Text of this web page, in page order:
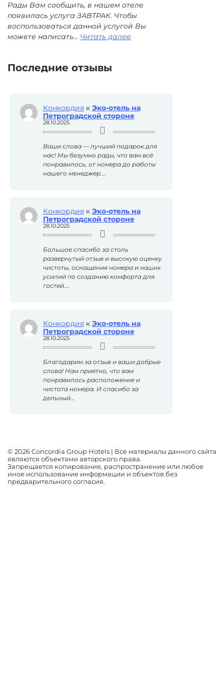
«Эко-
отель»
/
ресторан
Рады Вам сообщить, в нашем отеле
появилась услуга ЗАВТРАК. Чтобы
воспользоваться данной услугой Вы
можете написать... Читать далее
«Депо
1912»
Последние отзывы
Конкордия к Эко-отель на
Петроградской стороне
28.10.2025
Ваши слова — лучший подарок для
нас! Мы безумно рады, что вам всё
понравилось, от номера до работы
нашего менеджер.…
Конкордия к Эко-отель на
Петроградской стороне
28.10.2025
Большое спасибо за столь
развернутый отзыв и высокую оценку
чистоты, оснащения номера и наших
усилий по созданию комфорта для
гостей.…
Конкордия к Эко-отель на
Петроградской стороне
28.10.2025
Благодарим за отзыв и ваши добрые
слова! Нам приятно, что вам
понравилось расположение и
чистота номера. И спасибо за
дельный…
© 2026 Concordia Group Hotels | Все материалы данного сайта
являются объектами авторского права.
Запрещается копирование, распространение или любое
иное использование информации и объектов без
предварительного согласия.